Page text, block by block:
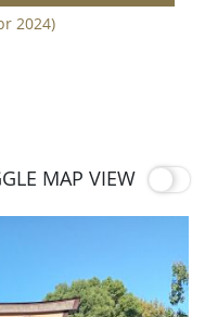
2024)
MAP VIEW